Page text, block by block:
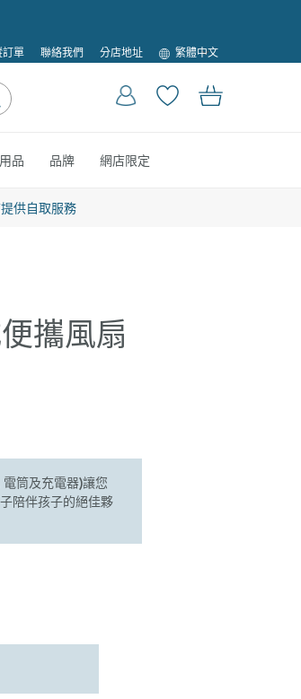
訂單 聯絡我們 分店地址
語
言
繁體中文
登入 購物車
品 品牌 網店限定
供自取服務
攜風扇
筒及充電器)讓您
陪伴孩子的絕佳夥